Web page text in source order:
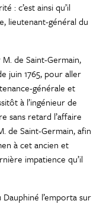
: c’est ainsi qu’il
lieutenant-général du
de Saint-Germain,
juin 1765, pour aller
générale et
à l’ingénieur de
sans retard l’affaire
de Saint-Germain, afin
à cet ancien et
impatience qu’il
l’emporta sur